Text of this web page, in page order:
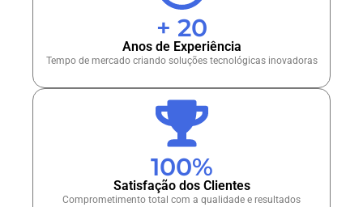
+ 20
Anos de Experiência
Tempo de mercado criando soluções tecnológicas inovadoras
100%
Satisfação dos Clientes
Comprometimento total com a qualidade e resultados